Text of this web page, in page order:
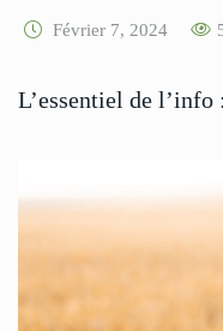
Février 7, 2024
L’essentiel de